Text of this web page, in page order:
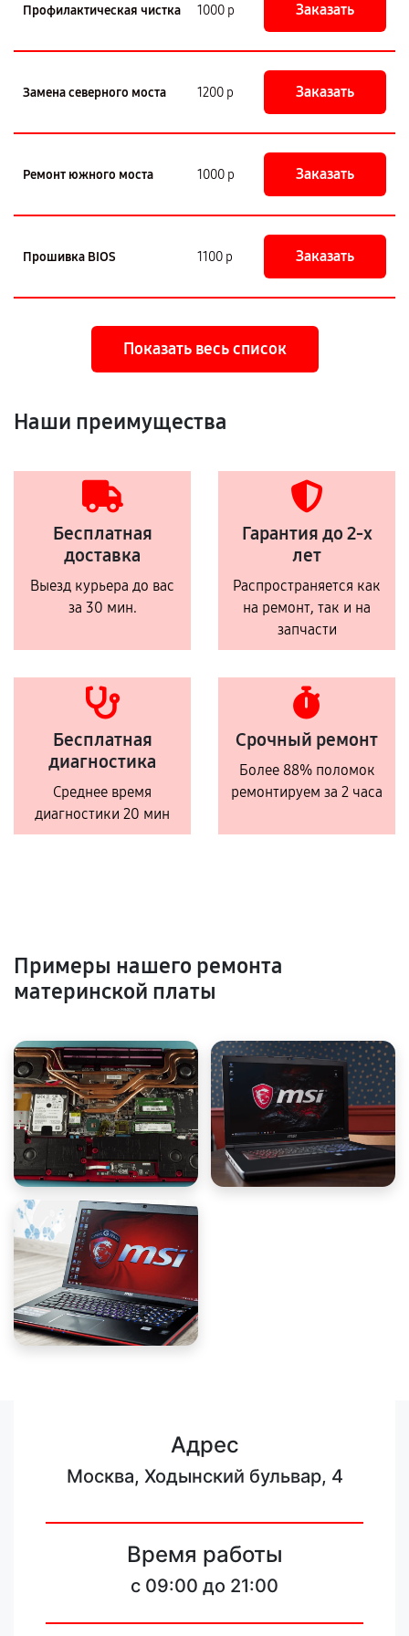
Профилактическая чистка 1000 р Заказать
Замена северного моста 1200 р Заказать
Ремонт южного моста 1000 р Заказать
Прошивка BIOS 1100 р Заказать
Показать весь список
Наши преимущества
Бесплатная
доставка
Выезд курьера до вас
за 30 мин.
Гарантия до 2-х
лет
Распространяется как
на ремонт, так и на
запчасти
Бесплатная
диагностика
Среднее время
диагностики 20 мин
Срочный ремонт
Более 88% поломок
ремонтируем за 2 часа
Примеры нашего ремонта
материнской платы
Адрес
Москва, Ходынский бульвар, 4
Время работы
c 09:00 до 21:00